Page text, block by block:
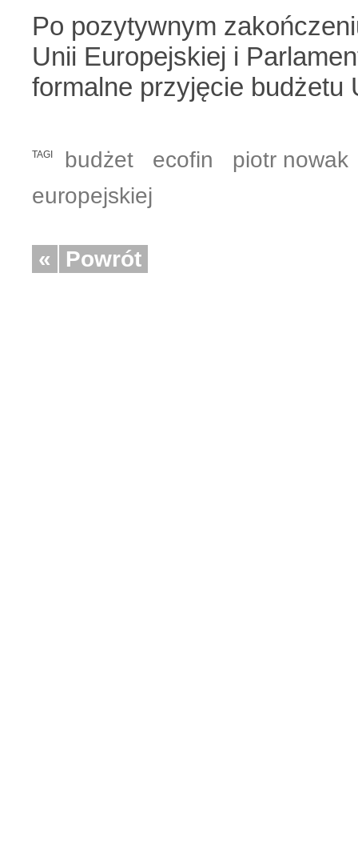
Po pozytywnym
Unii Europejskiej i
formalne przyjęcie budżetu
TAGI budżet ecofin
piotr nowak
europejskiej
« Powrót